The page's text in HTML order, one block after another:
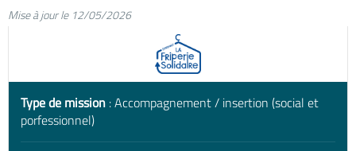
Mise à jour le 12/05/2026
Type de mission : Accompagnement / insertion (social et
porfessionnel)